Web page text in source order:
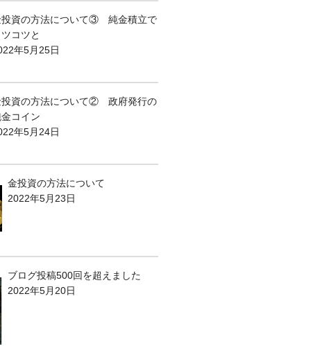
投資の方法について③ 純金積立で
ツコツと
年5月25日
投資の方法について② 政府発行の
コイン
年5月24日
金投資の方法について
2022年5月23日
ブログ投稿500回を超えました
2022年5月20日